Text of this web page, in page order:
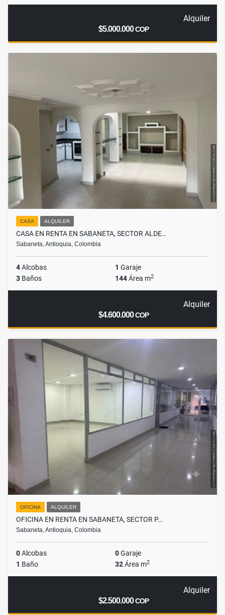
Alquiler
$5.000.000COP
CASA ALQUILER
CASA EN RENTA EN SABANETA, SECTOR ALDE…
Sabaneta, Antioquia, Colombia
4Alcobas 1 Garaje
3 Baños 144Área m2
Alquiler
$4.600.000COP
OFICINA ALQUILER
OFICINA EN RENTA EN SABANETA, SECTOR P…
Sabaneta, Antioquia, Colombia
0Alcobas 0Garaje
1 Baño 32Área m2
Alquiler
$2.500.000COP